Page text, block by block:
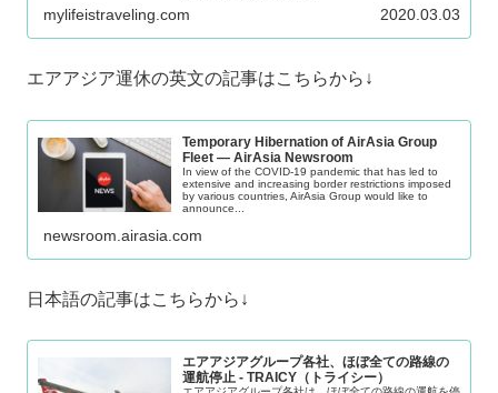
mylifeistraveling.com 2020.03.03
エアアジア運休の英文の記事はこちらから↓
Temporary Hibernation of AirAsia Group
Fleet — AirAsia Newsroom
In view of the COVID-19 pandemic that has led to
extensive and increasing border restrictions imposed
by various countries, AirAsia Group would like to
announce...
newsroom.airasia.com
日本語の記事はこちらから↓
エアアジアグループ各社、ほぼ全ての路線の
運航停止 - TRAICY（トライシー）